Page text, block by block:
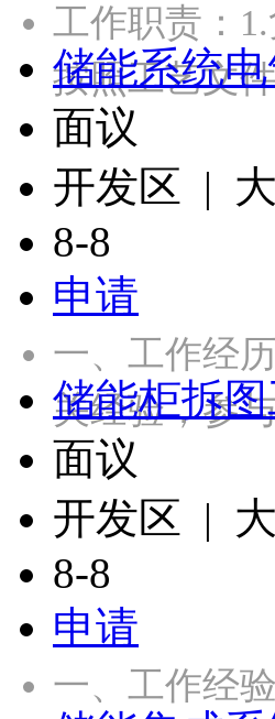
工作职责：
按照工艺文
储能系统
面议
开发区 |
8-8
申请
一、工作经
关经验，参
储能柜拆
面议
开发区 |
8-8
申请
一、工作经